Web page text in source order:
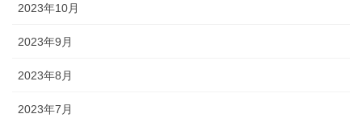
2023年10月
2023年9月
2023年8月
2023年7月